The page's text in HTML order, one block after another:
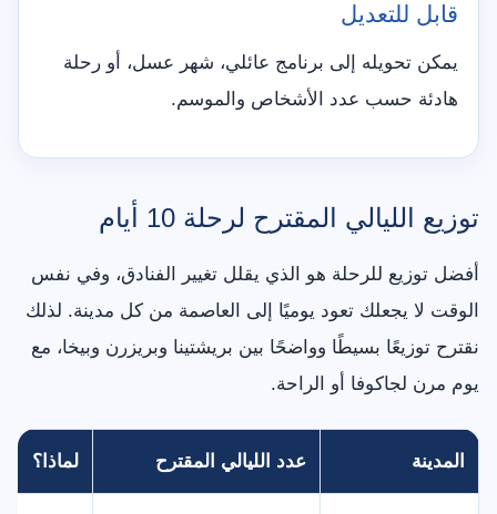
قابل للتعديل
يمكن تحويله إلى برنامج عائلي، شهر عسل، أو رحلة
هادئة حسب عدد الأشخاص والموسم.
توزيع الليالي المقترح لرحلة 10 أيام
أفضل توزيع للرحلة هو الذي يقلل تغيير الفنادق، وفي نفس
الوقت لا يجعلك تعود يوميًا إلى العاصمة من كل مدينة. لذلك
نقترح توزيعًا بسيطًا وواضحًا بين بريشتينا وبريزرن وبيخا، مع
يوم مرن لجاكوفا أو الراحة.
المدينة عدد الليالي المقترح لماذا؟